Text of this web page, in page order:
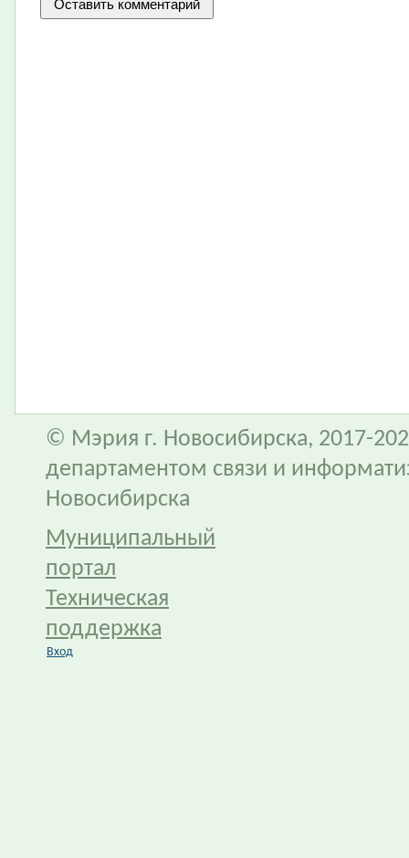
© Мэрия г. Новосибирска, 2017-
департаментом связи и
Новосибирска
Муниципальный
портал
Техническая
поддержка
Вход